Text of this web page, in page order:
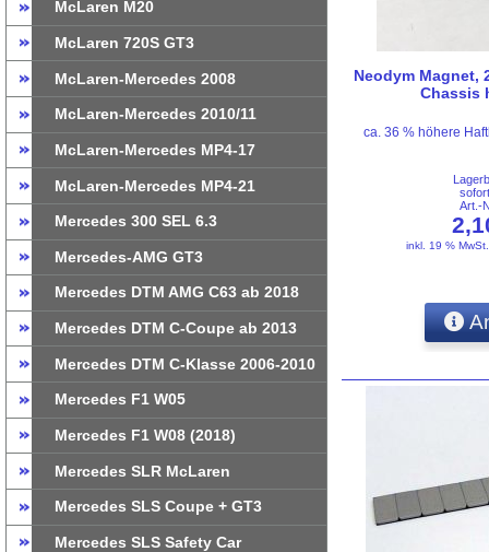
McLaren M20
McLaren 720S GT3
McLaren-Mercedes 2008
McLaren-Mercedes 2010/11
McLaren-Mercedes MP4-17
McLaren-Mercedes MP4-21
Mercedes 300 SEL 6.3
Mercedes-AMG GT3
Mercedes DTM AMG C63 ab 2018
Mercedes DTM C-Coupe ab 2013
Mercedes DTM C-Klasse 2006-2010
Mercedes F1 W05
Mercedes F1 W08 (2018)
Mercedes SLR McLaren
Mercedes SLS Coupe + GT3
Mercedes SLS Safety Car
Neodym Magnet,
Chassis
ca. 36 % höhere
Art.-
inkl. 19 %